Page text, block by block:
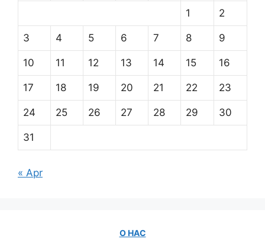
1 2
3 4 5 6 7 8 9
10 11 12 13 14 15 16
17 18 19 20 21 22 23
24 25 26 27 28 29 30
31
« Apr
О НАС